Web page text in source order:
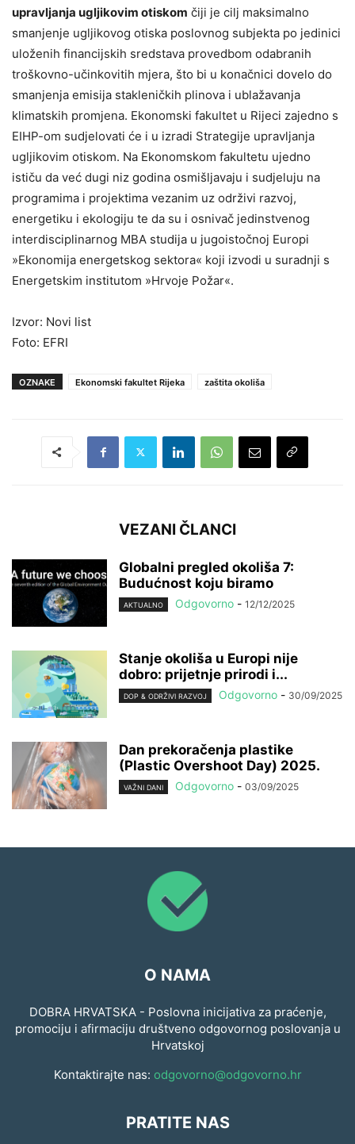
upravljanja ugljikovim otiskom čiji je cilj maksimalno
smanjenje ugljikovog otiska poslovnog subjekta po jedinici
uloženih financijskih sredstava provedbom odabranih
troškovno-učinkovitih mjera, što bi u konačnici dovelo do
smanjenja emisija stakleničkih plinova i ublažavanja
klimatskih promjena. Ekonomski fakultet u Rijeci zajedno s
EIHP-om sudjelovati će i u izradi Strategije upravljanja
ugljikovim otiskom. Na Ekonomskom fakultetu ujedno
ističu da već dugi niz godina osmišljavaju i sudjeluju na
programima i projektima vezanim uz održivi razvoj,
energetiku i ekologiju te da su i osnivač jedinstvenog
interdisciplinarnog MBA studija u jugoistočnoj Europi
»Ekonomija energetskog sektora« koji izvodi u suradnji s
Energetskim institutom »Hrvoje Požar«.
Izvor: Novi list
Foto: EFRI
OZNAKE Ekonomski fakultet Rijeka zaštita okoliša
VEZANI ČLANCI
Globalni pregled okoliša 7:
Budućnost koju biramo
AKTUALNO Odgovorno - 12/12/2025
Stanje okoliša u Europi nije
dobro: prijetnje prirodi i...
DOP & ODRŽIVI RAZVOJ Odgovorno - 30/09/2025
Dan prekoračenja plastike
(Plastic Overshoot Day) 2025.
VAŽNI DANI Odgovorno - 03/09/2025
O NAMA
DOBRA HRVATSKA - Poslovna inicijativa za praćenje,
promociju i afirmaciju društveno odgovornog poslovanja u
Hrvatskoj
Kontaktirajte nas: odgovorno@odgovorno.hr
PRATITE NAS